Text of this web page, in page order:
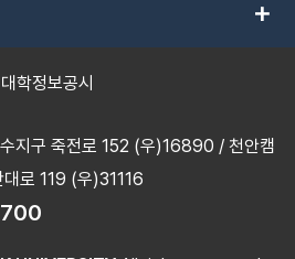
add
대학정보공시
지구 죽전로 152 (우)16890 / 천안캠
대로 119 (우)31116